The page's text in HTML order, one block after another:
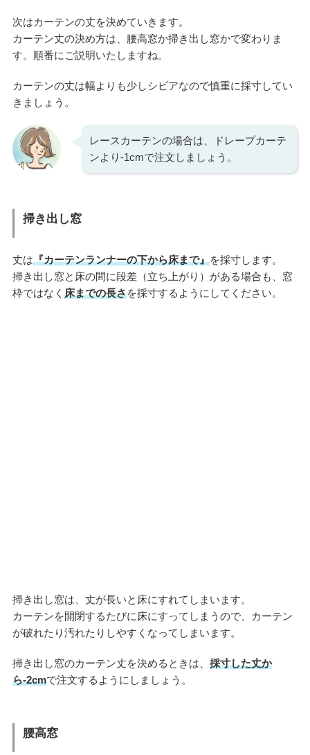
次はカーテンの丈を決めていきます。
カーテン丈の決め方は、腰高窓か掃き出し窓かで変わりま
す。順番にご説明いたしますね。
カーテンの丈は幅よりも少しシビアなので慎重に採寸してい
きましょう。
レースカーテンの場合は、ドレープカーテ
ンより-1cmで注文しましょう。
掃き出し窓
丈は『カーテンランナーの下から床まで』を採寸します。
掃き出し窓と床の間に段差（立ち上がり）がある場合も、窓
枠ではなく 床までの長さを採寸するようにしてください。
掃き出し窓は、丈が長いと床にすれてしまいます。
カーテンを開閉するたびに床にすってしまうので、カーテン
が破れたり汚れたりしやすくなってしまいます。
掃き出し窓のカーテン丈を決めるときは、 採寸した丈か
ら-2cmで注文するようにしましょう。
腰高窓